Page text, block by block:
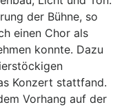
der Bühne, so
einen Chor als
konnte. Dazu
Konzert stattfand.
Vorhang auf der